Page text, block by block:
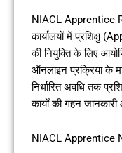
NIACL Apprentice
कार्यालयों में प्रशिक्षु
की नियुक्ति के लिए
ऑनलाइन प्रक्रिया के
निर्धारित अवधि तक
कार्यों की गहन
NIACL Apprentice